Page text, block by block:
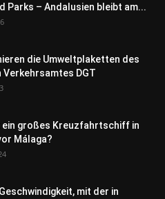
Parks – Andalusien bleibt am...
die Umweltplaketten des
Verkehrsamtes DGT
ein großes Kreuzfahrtschiff in
Málaga?
mit der in